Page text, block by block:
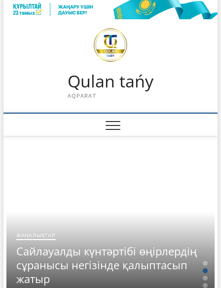
Skip
Qulan tańy
AQPARAT
ЖАҢАЛЫҚТАР
Сайлауалды күнтәртібі өңірлердің
сұранысы негізінде қалыптасып
жатыр